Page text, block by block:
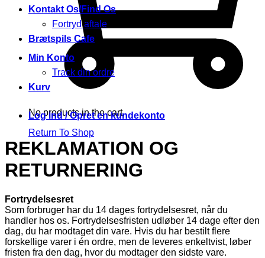
No products in the cart.
Return To Shop
Kontakt Os/Find Os
Fortryd aftale
Brætspils Cafe
Min Konto
Track din ordre
Kurv
Log ind / Opret en kundekonto
REKLAMATION OG
RETURNERING
Fortrydelsesret
Som forbruger har du 14 dages fortrydelsesret, når du
handler hos os. Fortrydelsesfristen udløber 14 dage efter den
dag, du har modtaget din vare. Hvis du har bestilt flere
forskellige varer i én ordre, men de leveres enkeltvist, løber
fristen fra den dag, hvor du modtager den sidste vare.